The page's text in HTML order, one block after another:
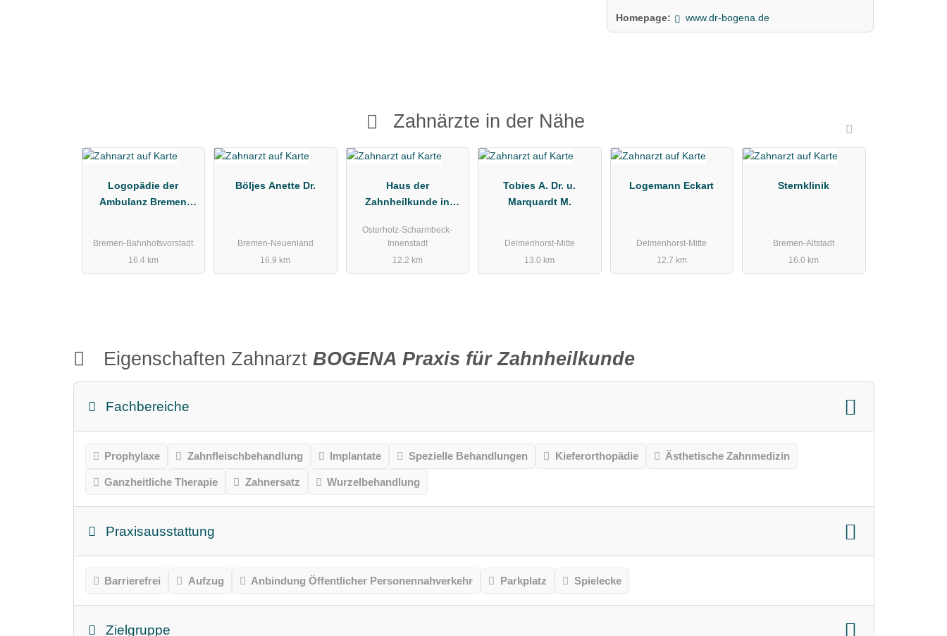
Homepage: www.dr-bogena.de
Zahnärzte in der Nähe
Logopädie der
Ambulanz Bremen
Bremen-Bahnhofsvorstadt
16.4 km
Böljes Anette Dr.
Bremen-Neuenland
16.9 km
Haus der
Zahnheilkunde in
Dr. Liana Pricope, M.Sc.
Osterholz-Scharmbeck-
Innenstadt
12.2 km
Tobies A. Dr. u.
Marquardt M.
Delmenhorst-Mitte
13.0 km
Logemann Eckart
Delmenhorst-Mitte
12.7 km
Sternklinik
Bremen-Altstadt
16.0 km
Eigenschaften ZahnarztBOGENA Praxis für Zahnheilkunde
Fachbereiche
Prophylaxe Zahnfleischbehandlung Implantate Spezielle Behandlungen Kieferorthopädie Ästhetische Zahnmedizin
Ganzheitliche Therapie Zahnersatz Wurzelbehandlung
Praxisausstattung
Barrierefrei Aufzug Anbindung Öffentlicher Personennahverkehr Parkplatz Spielecke
Zielgruppe